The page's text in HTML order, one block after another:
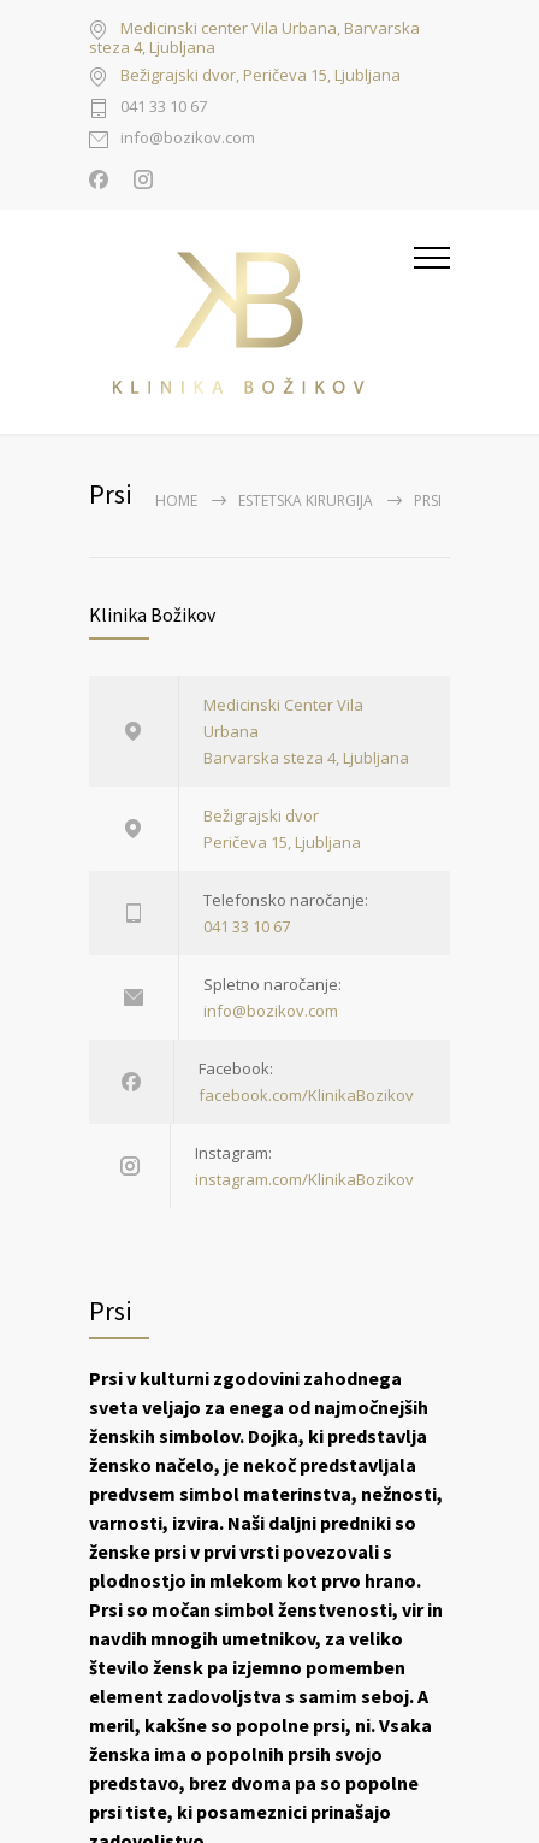
Medicinski center Vila Urbana, Barvarska
steza 4, Ljubljana
Bežigrajski dvor, Peričeva 15, Ljubljana
041 33 10 67
info@bozikov.com
Prsi HOME ESTETSKA KIRURGIJA PRSI
Klinika Božikov
Medicinski Center Vila
Urbana
Barvarska steza 4, Ljubljana
Bežigrajski dvor
Peričeva 15, Ljubljana
Telefonsko naročanje:
041 33 10 67
Spletno naročanje:
info@bozikov.com
Facebook:
facebook.com/KlinikaBozikov
Instagram:
instagram.com/KlinikaBozikov
Prsi
Prsi v kulturni zgodovini zahodnega
sveta veljajo za enega od najmočnejših
ženskih simbolov. Dojka, ki predstavlja
žensko načelo, je nekoč predstavljala
predvsem simbol materinstva, nežnosti,
varnosti, izvira. Naši daljni predniki so
ženske prsi v prvi vrsti povezovali s
plodnostjo in mlekom kot prvo hrano.
Prsi so močan simbol ženstvenosti, vir in
navdih mnogih umetnikov, za veliko
število žensk pa izjemno pomemben
element zadovoljstva s samim seboj. A
meril, kakšne so popolne prsi, ni. Vsaka
ženska ima o popolnih prsih svojo
predstavo, brez dvoma pa so popolne
prsi tiste, ki posameznici prinašajo